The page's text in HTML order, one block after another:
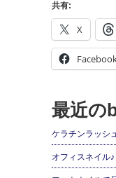
共有:
X
最近の
ケラチンラッシ
オフィスネイル♪